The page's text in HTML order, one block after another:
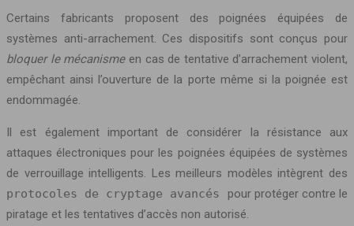
Certains fabricants proposent des poignées équipées de
systèmes anti-arrachement. Ces dispositifs sont conçus pour
bloquer le mécanisme en cas de tentative d’arrachement violent,
empêchant ainsi l’ouverture de la porte même si la poignée est
endommagée.
Il est également important de considérer la résistance aux
attaques électroniques pour les poignées équipées de systèmes
de verrouillage intelligents. Les meilleurs modèles intègrent des
protocoles de cryptage avancés pour protéger contre le
piratage et les tentatives d’accès non autorisé.